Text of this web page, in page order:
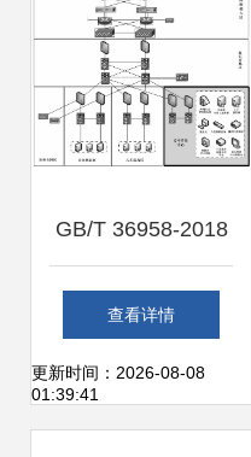
GB/T 36958-2018
信息安全技术 网络
安全等级保护安全
查看详情
更新时间：2026-08-08
01:39:41